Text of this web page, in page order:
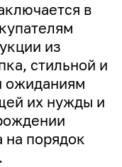
в
из
стильной и
ожиданиям
их нужды и
на порядок